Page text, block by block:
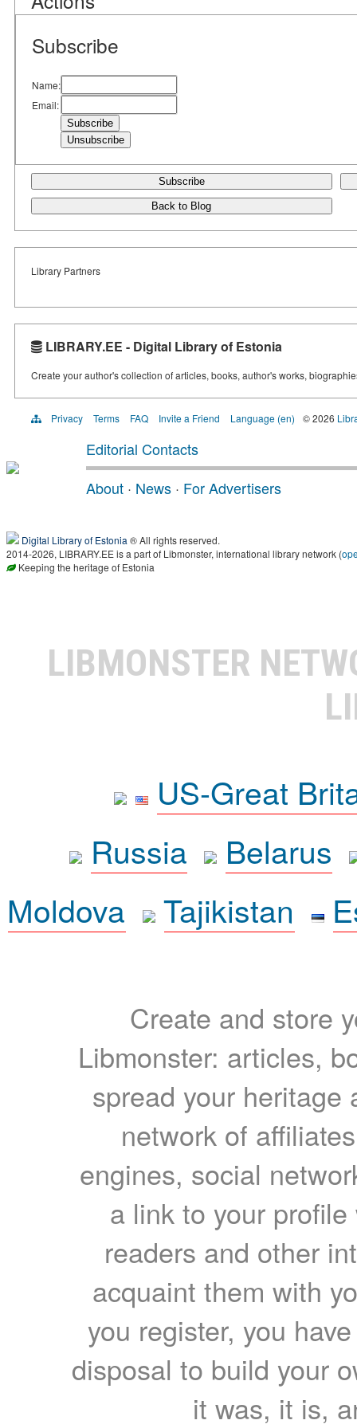
Subscribe
Name:
Email:
Subscribe
Back to Blog
Library Partners
LIBRARY.EE - Digital Library of Estonia
Create your author's collection of articles, books, author's works,
Privacy Terms FAQ Invite a Friend Language (en) © 2026
Editorial Contacts
About · News · For Advertisers
Digital Library of Estonia ® All rights reserved.
2014-2026, LIBRARY.EE is a part of Libmonster, international library network (
Keeping the heritage of Estonia
LIBMONSTER
US-Great
Russia
Belarus
Moldova
Tajikistan
Create and store
Libmonster: articles,
spread your heritage
network of
engines, social
a link to your
readers and other
acquaint them with
you register, you
disposal to build your
it was, it is,